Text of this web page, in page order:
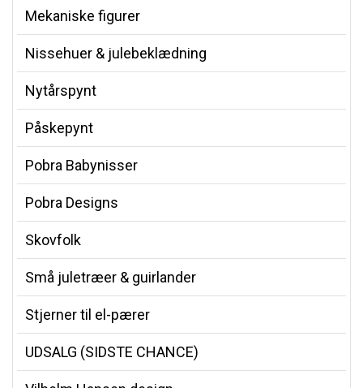
Mekaniske figurer
Nissehuer & julebeklædning
Nytårspynt
Påskepynt
Pobra Babynisser
Pobra Designs
Skovfolk
Små juletræer & guirlander
Stjerner til el-pærer
UDSALG (SIDSTE CHANCE)